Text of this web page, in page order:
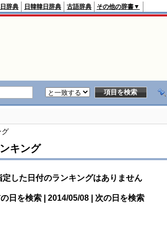
辞典 日韓韓日辞典 古語辞典 その他の辞書▼
グ
キング
定した日付のランキングはありません
日を検索 | 2014/05/08 | 次の日を検索